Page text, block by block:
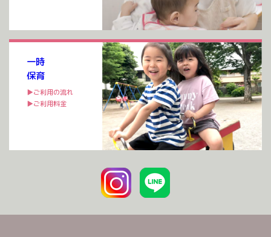
一時
保育
▶ご利用の流れ
▶ご利用料金